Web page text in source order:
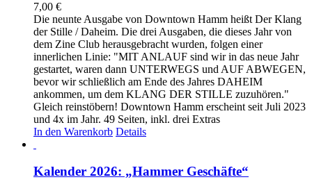
7,00 €
Die neunte Ausgabe von Downtown Hamm heißt Der Klang
der Stille / Daheim. Die drei Ausgaben, die dieses Jahr von
dem Zine Club herausgebracht wurden, folgen einer
innerlichen Linie: "MIT ANLAUF sind wir in das neue Jahr
gestartet, waren dann UNTERWEGS und AUF ABWEGEN,
bevor wir schließlich am Ende des Jahres DAHEIM
ankommen, um dem KLANG DER STILLE zuzuhören."
Gleich reinstöbern! Downtown Hamm erscheint seit Juli 2023
und 4x im Jahr. 49 Seiten, inkl. drei Extras
In den Warenkorb Details
Kalender 2026: „Hammer Geschäfte“